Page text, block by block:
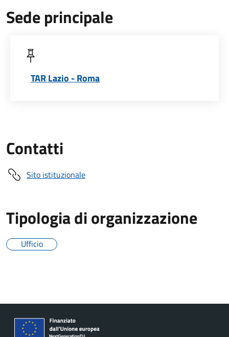
Sede principale
TAR Lazio - Roma
Contatti
Sito istituzionale
Tipologia di organizzazione
Ufficio